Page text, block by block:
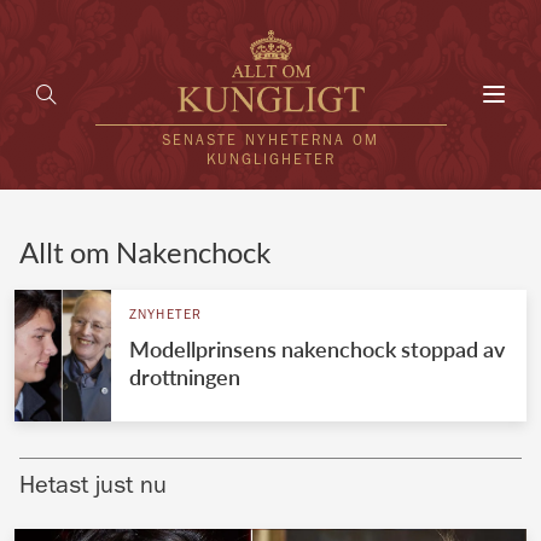
SENASTE NYHETERNA OM
KUNGLIGHETER
UTLÄNDSKT
VÄRLDENS KUNGAHUS
Brittiska kungahuset
Allt om Nakenchock
ZNYHETER
Modellprinsens nakenchock stoppad av
drottningen
Hetast just nu